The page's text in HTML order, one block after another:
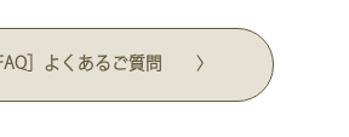
］よくあるご質問 〉